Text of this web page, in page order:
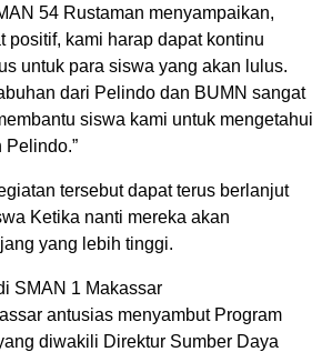
54 Rustaman menyampaikan,
positif, kami harap dapat kontinu
untuk para siswa yang akan lulus.
dari Pelindo dan BUMN sangat
siswa kami untuk mengetahui
Pelindo.”
tersebut dapat terus berlanjut
Ketika nanti mereka akan
yang lebih tinggi.
SMAN 1 Makassar
antusias menyambut Program
diwakili Direktur Sumber Daya